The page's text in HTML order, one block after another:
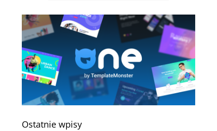
Ostatnie wpisy